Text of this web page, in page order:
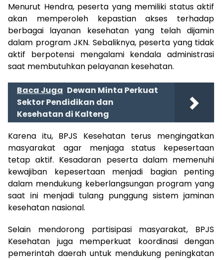
Menurut Hendra, peserta yang memiliki status aktif
akan memperoleh kepastian akses terhadap
berbagai layanan kesehatan yang telah dijamin
dalam program JKN. Sebaliknya, peserta yang tidak
aktif berpotensi mengalami kendala administrasi
saat membutuhkan pelayanan kesehatan.
Baca Juga Dewan Minta Perkuat
Sektor Pendidikan dan
Kesehatan di Kalteng
Karena itu, BPJS Kesehatan terus mengingatkan
masyarakat agar menjaga status kepesertaan
tetap aktif. Kesadaran peserta dalam memenuhi
kewajiban kepesertaan menjadi bagian penting
dalam mendukung keberlangsungan program yang
saat ini menjadi tulang punggung sistem jaminan
kesehatan nasional.
Selain mendorong partisipasi masyarakat, BPJS
Kesehatan juga memperkuat koordinasi dengan
pemerintah daerah untuk mendukung peningkatan